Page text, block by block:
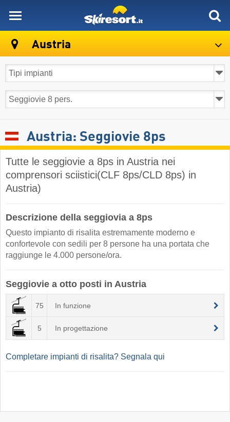
Austria
Austria: Seggiovie 8ps
Tutte le seggiovie a 8ps in Austria nei
comprensori sciistici(CLF 8ps/CLD 8ps) in
Austria)
Descrizione della seggiovia a 8ps
Questo impianto di risalita estremamente moderno e
confortevole con sedili per 8 persone ha una portata che
raggiunge le 4.000 persone/ora.
Seggiovie a otto posti in Austria
75 In funzione
5 In progettazione
Completare impianti di risalita? Segnala qui